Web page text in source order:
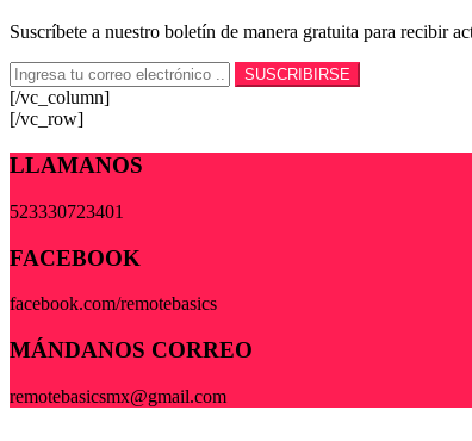
Suscríbete a nuestro boletín de manera gratuita para recibir
[/vc_column]
[/vc_row]
LLAMANOS
523330723401
FACEBOOK
facebook.com/remotebasics
MÁNDANOS CORREO
remotebasicsmx@gmail.com